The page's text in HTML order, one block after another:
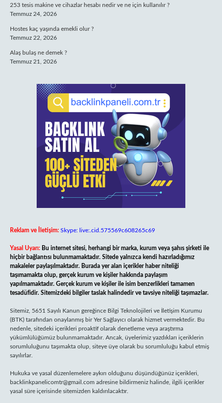
253 tesis makine ve cihazlar hesabı nedir ve ne için kullanılır ?
Temmuz 24, 2026
Hostes kaç yaşında emekli olur ?
Temmuz 22, 2026
Alaş bulaş ne demek ?
Temmuz 21, 2026
Reklam ve İletişim: Skype: live:.cid.575569c608265c69
Yasal Uyarı: Bu internet sitesi, herhangi bir marka, kurum veya şahıs şirketi ile
hiçbir bağlantısı bulunmamaktadır. Sitede yalnızca kendi hazırladığımız
makaleler paylaşılmaktadır. Burada yer alan içerikler haber niteliği
taşımamakta olup, gerçek kurum ve kişiler hakkında paylaşım
yapılmamaktadır. Gerçek kurum ve kişiler ile isim benzerlikleri tamamen
tesadüfidir. Sitemizdeki bilgiler taslak halindedir ve tavsiye niteliği taşımazlar.
Sitemiz, 5651 Sayılı Kanun gereğince Bilgi Teknolojileri ve İletişim Kurumu
(BTK) tarafından onaylanmış bir Yer Sağlayıcı olarak hizmet vermektedir. Bu
nedenle, sitedeki içerikleri proaktif olarak denetleme veya araştırma
yükümlülüğümüz bulunmamaktadır. Ancak, üyelerimiz yazdıkları içeriklerin
sorumluluğunu taşımakta olup, siteye üye olarak bu sorumluluğu kabul etmiş
sayılırlar.
Hukuka ve yasal düzenlemelere aykırı olduğunu düşündüğünüz içerikleri,
backlinkpanelicomtr@gmail.com adresine bildirmeniz halinde, ilgili içerikler
yasal süre içerisinde sitemizden kaldırılacaktır.